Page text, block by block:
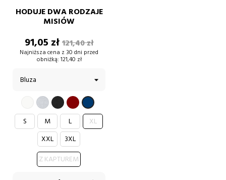
HODUJE DWA RODZAJE
MISIÓW
Cena
91,05 złCena
podstawowa
121,40 zł
Najniższa cena z 30 dni przed
obniżką: 121,40 zł
BIAŁYSZARYCZARNYBORDOWYGRANATOWY
S
M L
XL
XXL
3XL
Z KAPTUREM